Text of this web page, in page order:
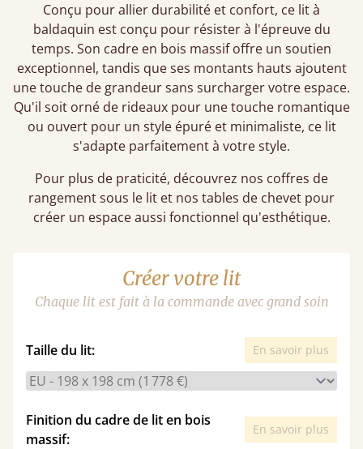
Conçu pour allier durabilité et confort, ce lit à
baldaquin est conçu pour résister à l'épreuve du
temps. Son cadre en bois massif offre un soutien
exceptionnel, tandis que ses montants hauts ajoutent
une touche de grandeur sans surcharger votre espace.
Qu'il soit orné de rideaux pour une touche romantique
ou ouvert pour un style épuré et minimaliste, ce lit
s'adapte parfaitement à votre style.
Pour plus de praticité, découvrez nos coffres de
rangement sous le lit et nos tables de chevet pour
créer un espace aussi fonctionnel qu'esthétique.
Créer votre lit
Chaque lit est fait à la commande avec grand soin
Taille du lit: En savoir plus
Finition du cadre de lit en bois
massif:
En savoir plus